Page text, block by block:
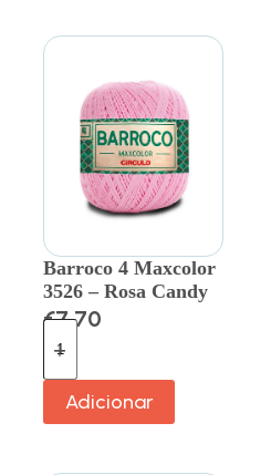
Barroco 4 Maxcolor
3526 – Rosa Candy
€7.70
Adicionar